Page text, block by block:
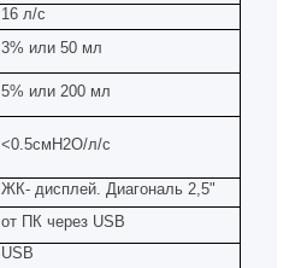
16 л/с
3% или 50 мл
5% или 200 мл
<0.5смН2О/л/с
ЖК- дисплей. Диагональ 2,5"
от ПК через USB
USB